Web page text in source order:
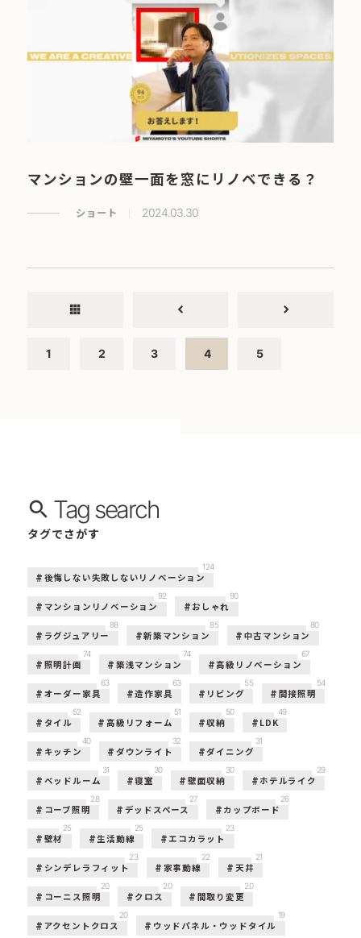
マンションの壁一面を窓にリノベできる？
ショート 2024.03.30
apps chevron_left chevron_right
1 2 3 4 5
Tag search
タグでさがす
後悔しない失敗しないリノベーション
124
マンションリノベーション
92
おしゃれ
90
ラグジュアリー
88
新築マンション
85
中古マンション
80
照明計画
74
築浅マンション
74
高級リノベーション
67
オーダー家具
63
造作家具
63
リビング
55
間接照明
54
タイル
52
高級リフォーム
51
収納
50
LDK
49
キッチン
40
ダウンライト
32
ダイニング
31
ベッドルーム
31
寝室
30
壁面収納
30
ホテルライク
29
コーブ照明
28
デッドスペース
27
カップボード
26
壁材
25
生活動線
25
エコカラット
23
シンデレラフィット
23
家事動線
22
天井
21
コーニス照明
20
クロス
20
間取り変更
20
アクセントクロス
20
ウッドパネル・ウッドタイル
19